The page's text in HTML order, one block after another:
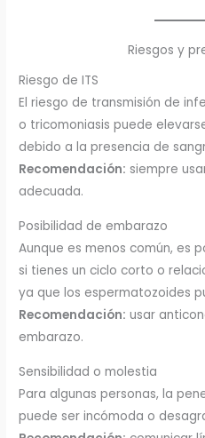
Riesgos y
Riesgo de ITS
El riesgo de transmisión de
o tricomoniasis puede
debido a la presencia de
Recomendación: siempre
adecuada.
Posibilidad de embarazo
Aunque es menos común, es
si tienes un ciclo corto o
ya que los espermatozoides
Recomendación: usar
embarazo.
Sensibilidad o molestia
Para algunas personas, la
puede ser incómoda o